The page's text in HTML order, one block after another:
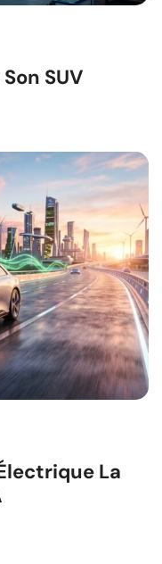
SUV
La